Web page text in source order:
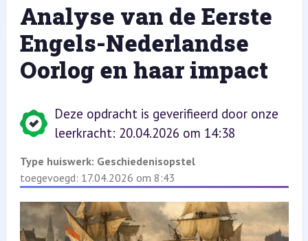
Analyse van de Eerste
Engels-Nederlandse
Oorlog en haar impact
Deze opdracht is geverifieerd door onze
leerkracht: 20.04.2026 om 14:38
Type huiswerk: Geschiedenisopstel
toegevoegd: 17.04.2026 om 8:43